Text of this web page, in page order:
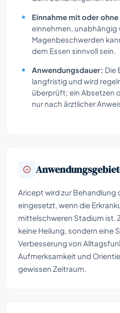
Einnahme mit oder
einnehmen, unabhängig
Magenbeschwerden
dem Essen sinnvoll sein.
Anwendungsdauer: Die
langfristig und wird
überprüft; ein Absetzen
nur nach ärztlicher
Aricept wird zur Behandlung
eingesetzt, wenn die
mittelschweren Stadium ist.
keine Heilung, sondern eine
Verbesserung von
Aufmerksamkeit und
gewissen Zeitraum.